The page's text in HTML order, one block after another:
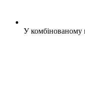
У комбінованому